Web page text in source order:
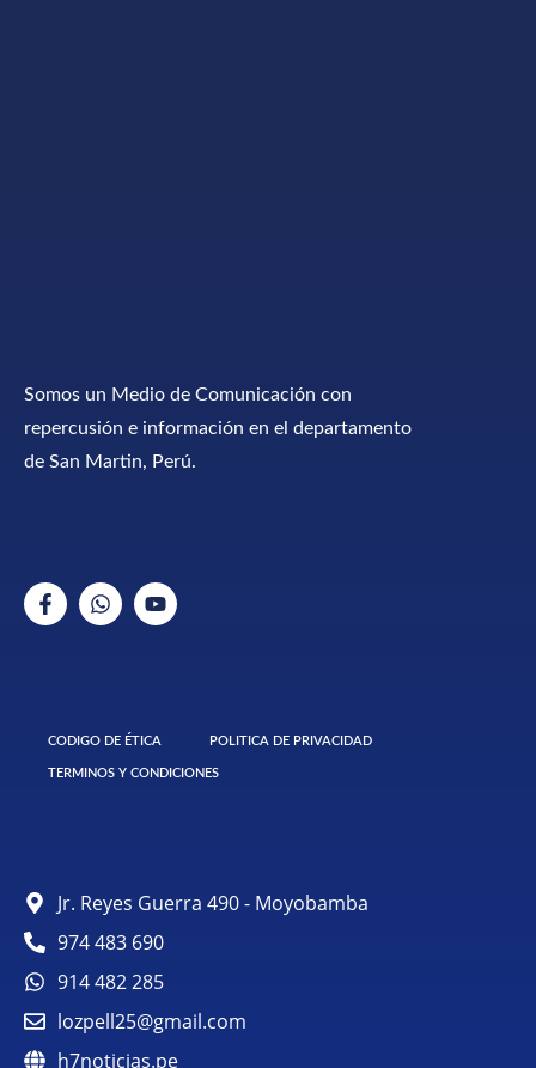
Somos un Medio de Comunicación con
repercusión e información en el departamento
de San Martin, Perú.
CODIGO DE ÉTICA POLITICA DE PRIVACIDAD
TERMINOS Y CONDICIONES
Jr. Reyes Guerra 490 - Moyobamba
974 483 690
914 482 285
lozpell25@gmail.com
h7noticias.pe